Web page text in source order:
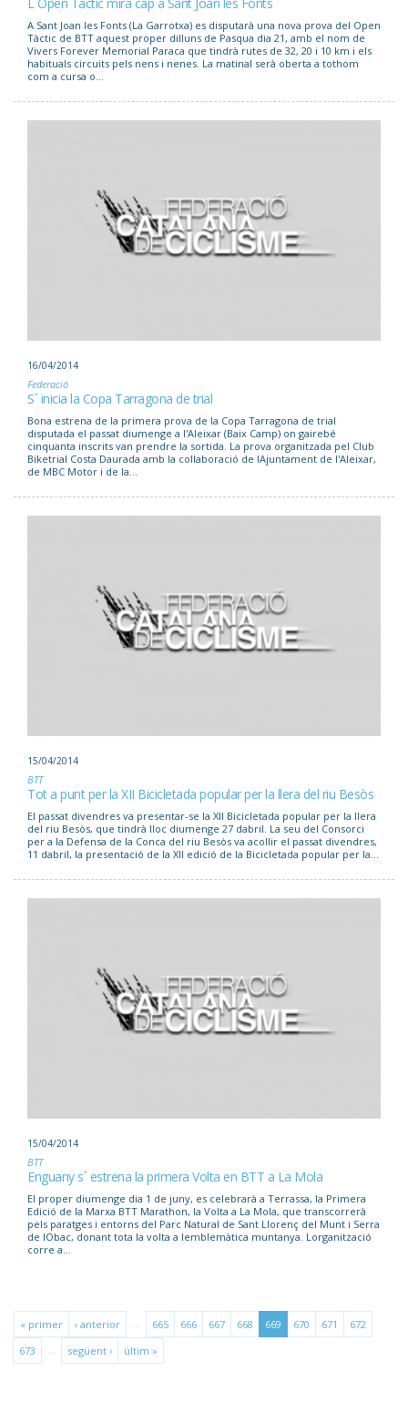
A Sant Joan les Fonts (La Garrotxa) es disputarà una nova prova del Open
Tàctic de BTT aquest proper dilluns de Pasqua dia 21, amb el nom de
Vivers Forever Memorial Paraca que tindrà rutes de 32, 20 i 10 km i els
habituals circuits pels nens i nenes. La matinal serà oberta a tothom
com a cursa o...
16/04/2014
Federació
S´ inicia la Copa Tarragona de trial
Bona estrena de la primera prova de la Copa Tarragona de trial
disputada el passat diumenge a l'Aleixar (Baix Camp) on gairebé
cinquanta inscrits van prendre la sortida. La prova organitzada pel Club
Biketrial Costa Daurada amb la collaboració de lAjuntament de l'Aleixar,
de MBC Motor i de la...
15/04/2014
BTT
Tot a punt per la XII Bicicletada popular per la llera del riu Besòs
El passat divendres va presentar-se la XII Bicicletada popular per la llera
del riu Besòs, que tindrà lloc diumenge 27 dabril. La seu del Consorci
per a la Defensa de la Conca del riu Besòs va acollir el passat divendres,
11 dabril, la presentació de la XII edició de la Bicicletada popular per la...
15/04/2014
BTT
Enguany s´ estrena la primera Volta en BTT a La Mola
El proper diumenge dia 1 de juny, es celebrarà a Terrassa, la Primera
Edició de la Marxa BTT Marathon, la Volta a La Mola, que transcorrerà
pels paratges i entorns del Parc Natural de Sant Llorenç del Munt i Serra
de lObac, donant tota la volta a lemblemàtica muntanya. Lorganització
corre a...
« primer ‹ anterior 665 666 667 668 669 670 671
672
673
següent › últim »